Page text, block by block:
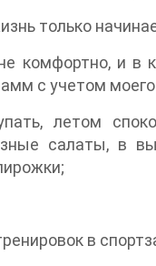
только
комфортно, и в
с учетом
летом
салаты, в
в